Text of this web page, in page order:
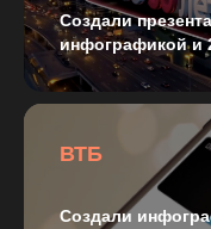
Создали
инфографикой и
ВТБ
Создали